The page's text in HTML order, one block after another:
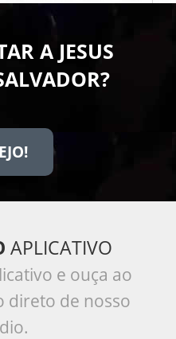
A JESUS
APLICATIVO
e ouça ao
direto de nosso